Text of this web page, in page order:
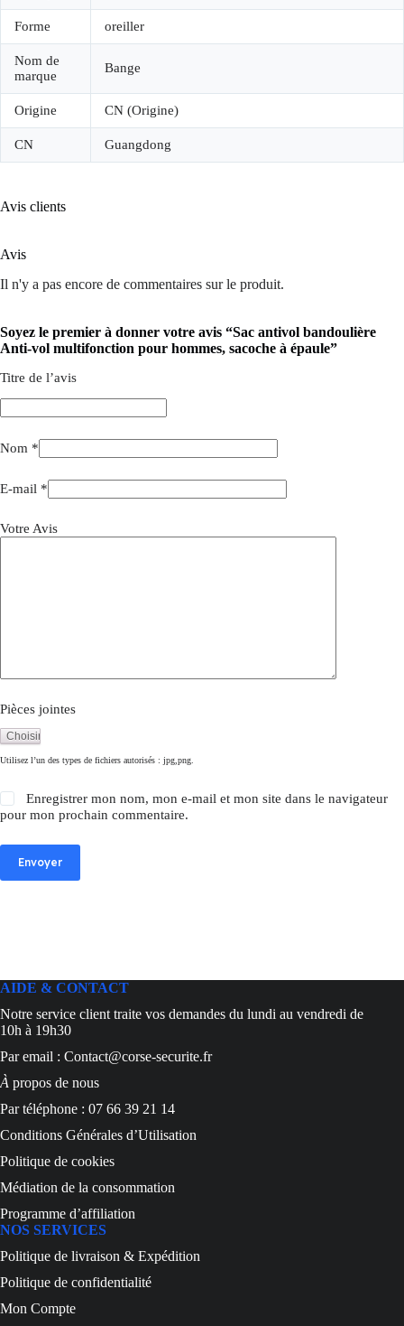
Forme oreiller
Nom de
marque
Bange
Origine CN (Origine)
CN Guangdong
Avis clients
Avis
Il n'y a pas encore de commentaires sur le produit.
Soyez le premier à donner votre avis “Sac antivol bandoulière
Anti-vol multifonction pour hommes, sacoche à épaule”
Titre de l’avis
Nom *
E-mail *
Votre Avis
Pièces jointes
Utilisez l’un des types de fichiers autorisés : jpg,png.
Enregistrer mon nom, mon e-mail et mon site dans le navigateur
pour mon prochain commentaire.
Envoyer
AIDE & CONTACT
Notre service client traite vos demandes du lundi au vendredi de
10h à 19h30
Par email : Contact@corse-securite.fr
À propos de nous
Par téléphone : 07 66 39 21 14
Conditions Générales d’Utilisation
Politique de cookies
Médiation de la consommation
Programme d’affiliation
NOS SERVICES
Politique de livraison & Expédition
Politique de confidentialité
Mon Compte